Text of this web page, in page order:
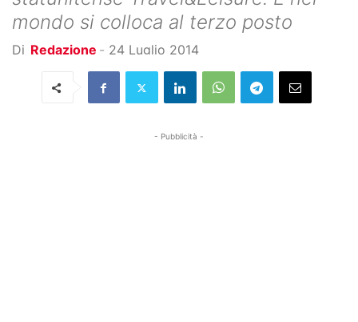
mondo si colloca al terzo posto
Di Redazione - 24 Luglio 2014
- Pubblicità -